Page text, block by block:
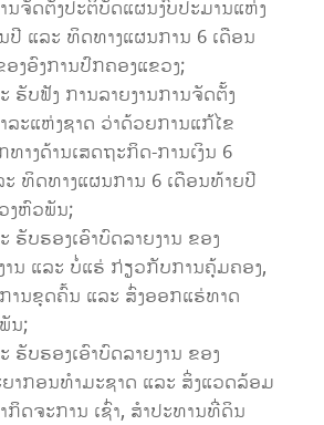
ນຈັດຕັ້ງປະຕິບັດແຜນງົບປະມານແຫ່ງ
ປີ ແລະ ທິດທາງແຜນການ 6 ເດືອນ
ງອົງການປົກຄອງແຂວງ;
ຮັບຟັງ ການລາຍງານການຈັດຕັ້ງ
ລະແຫ່ງຊາດ ວ່າດ້ວຍການແກ້ໄຂ
າງດ້ານເສດຖະກິດ-ການເງິນ 6
ທິດທາງແຜນການ 6 ເດືອນທ້າຍປີ
ງຫົວພັນ;
ຮັບຮອງເອົາບົດລາຍງານ ຂອງ
ານ ແລະ ບໍ່ແຮ່ ກ່ຽວກັບການຄຸ້ມຄອງ,
ານຂຸດຄົ້ນ ແລະ ສົ່ງອອກແຮ່ທາດ
ນ;
ຮັບຮອງເອົາບົດລາຍງານ ຂອງ
າກອນທໍາມະຊາດ ແລະ ສິ່ງແວດລ້ອມ
ດຈະການ ເຊົ່າ, ສໍາປະທານທີ່ດິນ